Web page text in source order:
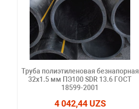
Труба полиэтиленовая безнапорная
32х1.5 мм ПЭ100 SDR 13.6 ГОСТ
18599-2001
4 042,44 UZS